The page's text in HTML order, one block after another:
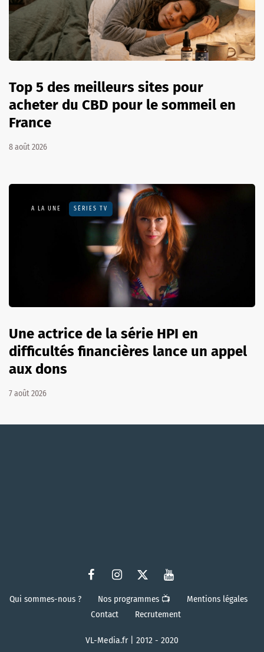
Top 5 des meilleurs sites pour
acheter du CBD pour le sommeil en
France
8 août 2026
A LA UNE SÉRIES TV
Une actrice de la série HPI en
difficultés financières lance un appel
aux dons
7 août 2026
Qui sommes-nous ? Nos programmes 📺
Mentions légales
Contact
Recrutement
VL-Media.fr | 2012 - 2020